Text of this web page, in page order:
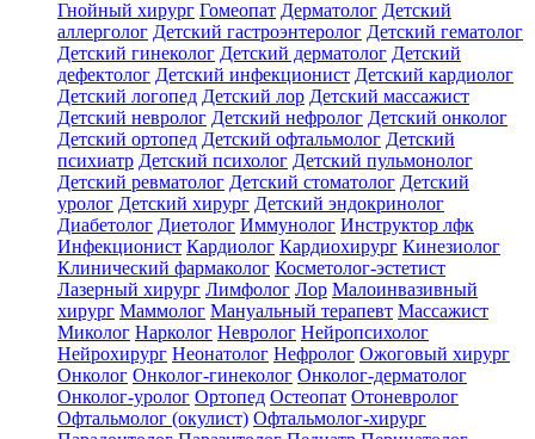
Гнойный хирург Гомеопат Дерматолог Детский
аллерголог Детский гастроэнтеролог Детский гематолог
Детский гинеколог Детский дерматолог Детский
дефектолог Детский инфекционист Детский кардиолог
Детский логопед Детский лор Детский массажист
Детский невролог Детский нефролог Детский онколог
Детский ортопед Детский офтальмолог Детский
психиатр Детский психолог Детский пульмонолог
Детский ревматолог Детский стоматолог Детский
уролог Детский хирург Детский эндокринолог
Диабетолог Диетолог Иммунолог Инструктор лфк
Инфекционист Кардиолог Кардиохирург Кинезиолог
Клинический фармаколог Косметолог-эстетист
Лазерный хирург Лимфолог Лор Малоинвазивный
хирург Маммолог Мануальный терапевт Массажист
Миколог Нарколог Невролог Нейропсихолог
Нейрохирург Неонатолог Нефролог Ожоговый хирург
Онколог Онколог-гинеколог Онколог-дерматолог
Онколог-уролог Ортопед Остеопат Отоневролог
Офтальмолог (окулист) Офтальмолог-хирург